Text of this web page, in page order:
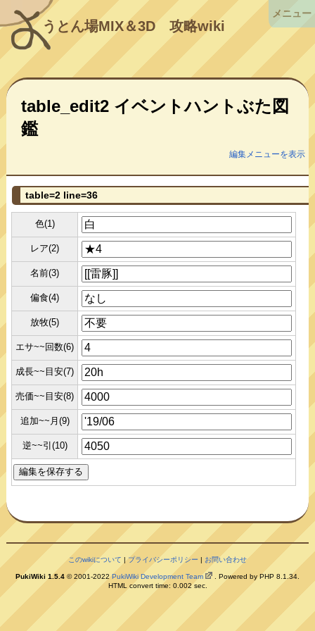
うとん場MIX＆3D攻略wiki
table_edit2 イベントハントぶた図
鑑
編集メニューを表示
table=2 line=36
色(1)
レア(2)
名前(3)
偏食(4)
放牧(5)
エサ~~回数(6)
成長~~目安(7)
売価~~目安(8)
追加~~月(9)
逆~~引(10)
このwikiについて |プライバシーポリシー | お問い合わせ
PukiWiki 1.5.4 © 2001-2022PukiWiki Development Team
. Powered by PHP 8.1.34.
HTML convert time: 0.002 sec.
メニュー